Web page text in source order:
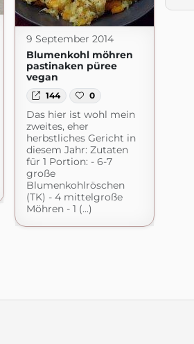
9 September 2014
Blumenkohl möhren
pastinaken püree
vegan
144 0
Das hier ist wohl mein
zweites, eher
herbstliches Gericht in
diesem Jahr: Zutaten
für 1 Portion: - 6-7
große
Blumenkohlröschen
(TK) - 4 mittelgroße
Möhren - 1 (...)